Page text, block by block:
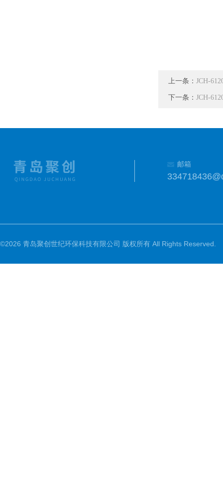
上一条： JCH-
下一条： JCH-
邮箱
©2026 青岛聚创世纪环保科技有限公司 版权所有 All Rights Reserved.